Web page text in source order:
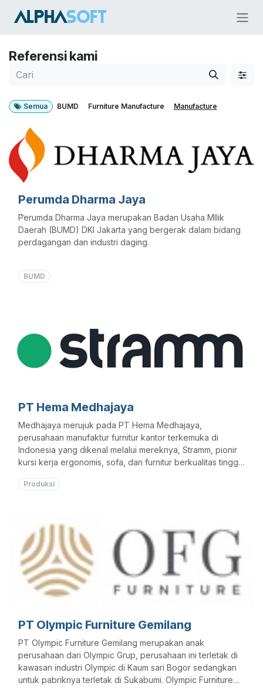
Referensi kami
Semua BUMD Furniture Manufacture Manufacture
Perumda Dharma Jaya
Perumda Dharma Jaya merupakan Badan Usaha MIlik
Daerah (BUMD) DKI Jakarta yang bergerak dalam bidang
perdagangan dan industri daging.
Unit Usaha Produksi
Unit Usaha Cold Storage dan Kandang Hewan
BUMD
PT Hema Medhajaya
Medhajaya merujuk pada PT Hema Medhajaya,
perusahaan manufaktur furnitur kantor terkemuka di
Indonesia yang dikenal melalui mereknya, Stramm, pionir
kursi kerja ergonomis, sofa, dan furnitur berkualitas tinggi
ergonomis inovatif untuk berbagai klien (pemerintah,
Produksi
PT Olympic Furniture Gemilang
PT Olympic Furniture Gemilang merupakan anak
perusahaan dari Olympic Grup, perusahaan ini terletak di
kawasan industri Olympic di Kaum sari Bogor sedangkan
untuk pabriknya terletak di Sukabumi. Olympic Furniture